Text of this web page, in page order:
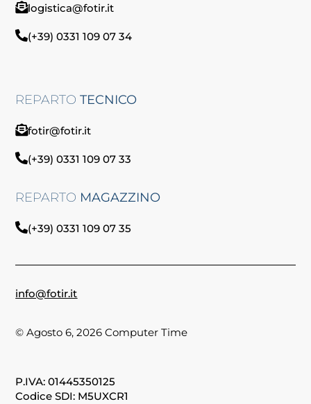
logistica@fotir.it
(+39) 0331 109 07 34
REPARTOTECNICO
fotir@fotir.it
(+39) 0331 109 07 33
REPARTO MAGAZZINO
(+39) 0331 109 07 35
info@fotir.it
© Agosto 6, 2026 Computer Time
P.IVA: 01445350125
Codice SDI: M5UXCR1